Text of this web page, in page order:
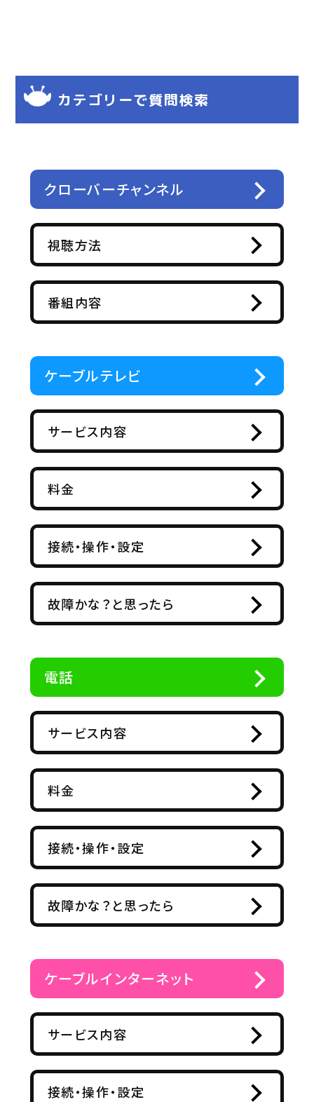
カテゴリーで質問検索
クローバーチャンネル
視聴方法
番組内容
ケーブルテレビ
サービス内容
料金
接続・操作・設定
故障かな？と思ったら
電話
サービス内容
料金
接続・操作・設定
故障かな？と思ったら
ケーブルインターネット
サービス内容
接続・操作・設定